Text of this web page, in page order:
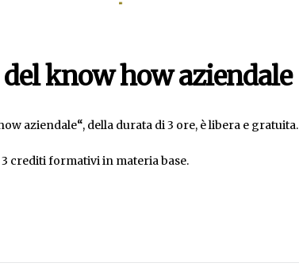
know how aziendale
aziendale“, della durata di 3 ore, è libera e gratuita.
crediti formativi in materia base.